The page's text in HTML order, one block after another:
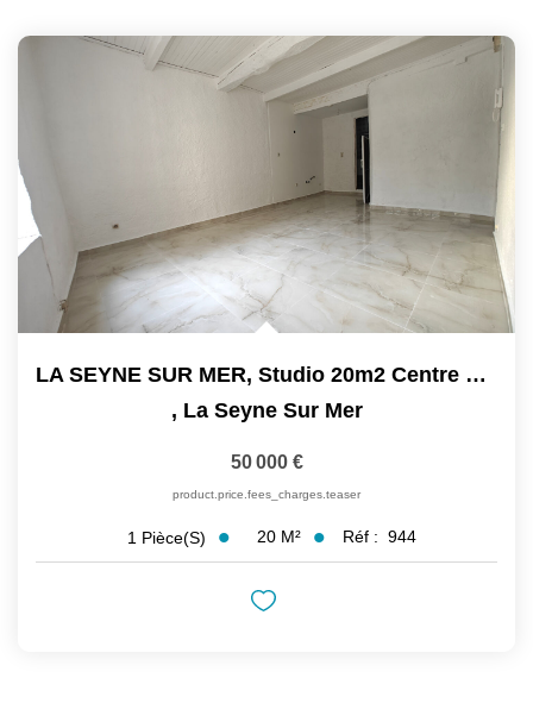
LA SEYNE SUR MER, Studio 20m2 Centre Ville Proche De Toutes...
, La Seyne Sur Mer
50 000 €
product.price.fees_charges.teaser
1 Pièce(s) 20 M² Réf : 944